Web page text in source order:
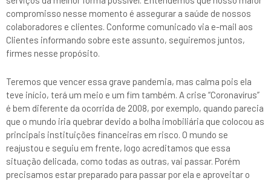
compromisso nesse momento é assegurar a saúde de nossos
colaboradores e clientes. Conforme comunicado via e-mail aos
Clientes informando sobre este assunto, seguiremos juntos,
firmes nesse propósito.
Teremos que vencer essa grave pandemia, mas calma pois ela
teve início, terá um meio e um fim também. A crise “Coronavírus”
é bem diferente da ocorrida de 2008, por exemplo, quando parecia
que o mundo iria quebrar devido a bolha imobiliária que colocou as
principais instituições financeiras em risco. O mundo se
reajustou e seguiu em frente, logo acreditamos que essa
situação delicada, como todas as outras, vai passar. Porém
precisamos estar preparado para passar por ela e aproveitar o